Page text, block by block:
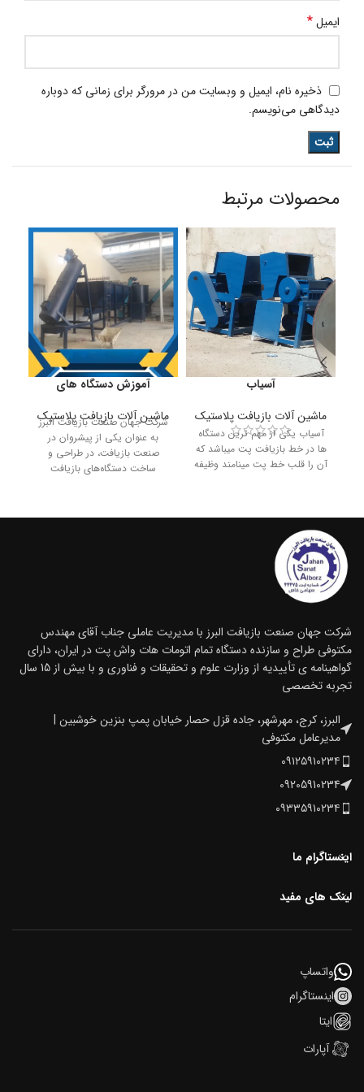
ایمیل*
ذخیره نام، ایمیل و وبسایت من در مرورگر برای زمانی که دوباره
دیدگاهی می‌نویسم.
محصولات مرتبط
آسیاب
ماشین آلات بازیافت پلاستیک
آسیاب یکی از مهم ترین دستگاه
ها در خط بازیافت پت میباشد که
آن را قلب خط پت مینامند وظیفه
آموزش دستگاه های
ماشین آلات بازیافت پلاستیک
شرکت جهان صنعت بازیافت البرز
به عنوان یکی از پیشروان در
صنعت بازیافت، در طراحی و
ساخت دستگاه‌های بازیافت
شرکت جهان صنعت بازیافت البرز با مدیریت عاملی جناب آقای مهندس
مکتوفی طراح و سازنده دستگاه تمام اتومات هات واش پت در ایران، دارای
گواهینامه ی تأییدیه از وزارت علوم و تحقیقات و فناوری و با بیش از 15 سال
تجربه تخصصی
البرز، کرج، مهرشهر، جاده قزل حصار خیابان پمپ بنزین خوشبین |
مدیرعامل مکتوفی
۰۹۱۲۵۹۱۰۲۳۴
09205910234
۰۹۳۳۵۹۱۰۲۳۴
اینستاگرام ما
لینک های مفید
واتساپ
اینستاگرام
ایتا
آپارات